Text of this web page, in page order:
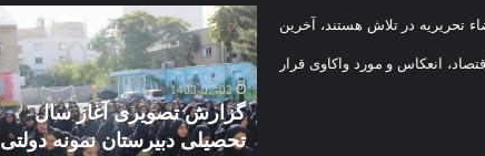
تحریریه در تلاش هستند، آخرین
انعکاس و مورد واکاوی قرار
گزارش
تصویری
آغاز
سال
تحصیلی
دبیرستان
1403-07-02
گزارش تصویری آغاز سال
تحصیلی دبیرستان نمونه دولتی